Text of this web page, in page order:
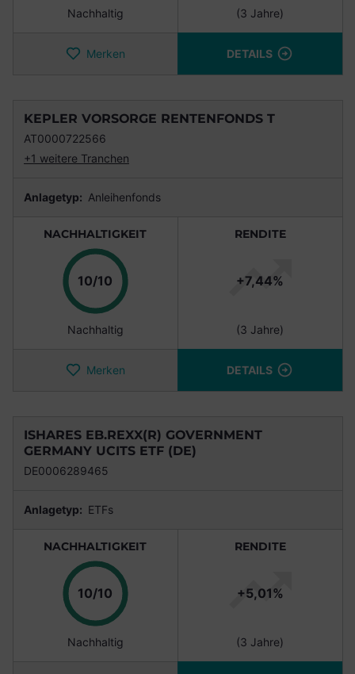
Nachhaltig (3 Jahre)
Merken DETAILS
KEPLER VORSORGE RENTENFONDS T
AT0000722566
+1 weitere Tranchen
Anlagetyp: Anleihenfonds
NACHHALTIGKEIT
10/10 Punkte
Nachhaltig
RENDITE
+7,44%
(3 Jahre)
Merken DETAILS
ISHARES EB.REXX(R) GOVERNMENT
GERMANY UCITS ETF (DE)
DE0006289465
Anlagetyp: ETFs
NACHHALTIGKEIT
10/10 Punkte
Nachhaltig
RENDITE
+5,01%
(3 Jahre)